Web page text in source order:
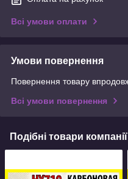
Всі умови оплати
Умови повернення
Повернення товару
Всі умови повернення
Подібні товари компанії